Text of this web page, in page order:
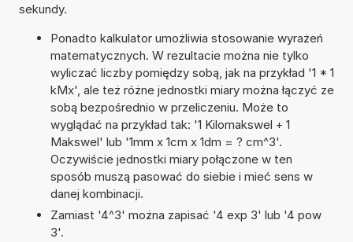
sekundy.
Ponadto kalkulator umożliwia stosowanie wyrażeń
matematycznych. W rezultacie można nie tylko
wyliczać liczby pomiędzy sobą, jak na przykład '1 * 1
kMx', ale też różne jednostki miary można łączyć ze
sobą bezpośrednio w przeliczeniu. Może to
wyglądać na przykład tak: '1 Kilomakswel + 1
Makswel' lub '1mm x 1cm x 1dm = ? cm^3'.
Oczywiście jednostki miary połączone w ten
sposób muszą pasować do siebie i mieć sens w
danej kombinacji.
Zamiast '4^3' można zapisać '4 exp 3' lub '4 pow
3'.